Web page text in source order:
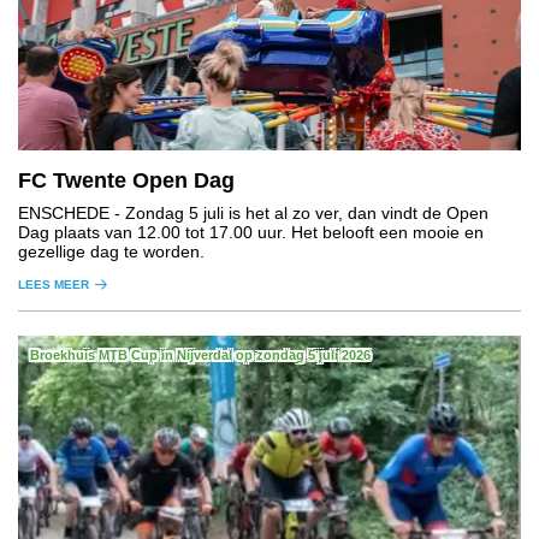
FC Twente Open Dag
ENSCHEDE - Zondag 5 juli is het al zo ver, dan vindt de Open
Dag plaats van 12.00 tot 17.00 uur. Het belooft een mooie en
gezellige dag te worden.
LEES MEER
Broekhuis MTB Cup in Nijverdal op zondag 5 juli 2026